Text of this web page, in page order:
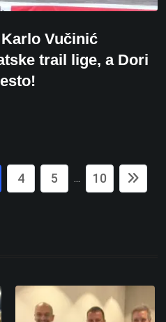
Vučinić
trail lige, a Dori
4 5 ... 10